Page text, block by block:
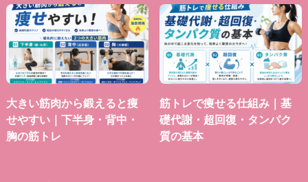
大きい筋肉から鍛えると痩
せやすい｜下半身・背中・
胸の筋トレ
筋トレで痩せる仕組み｜基
礎代謝・超回復・タンパク
質の基本